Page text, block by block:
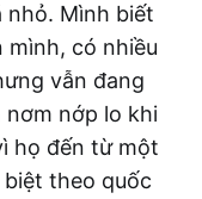
nhỏ. Mình biết
mình, có nhiều
vẫn đang
nớp lo khi
họ đến từ một
theo quốc